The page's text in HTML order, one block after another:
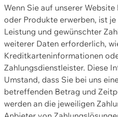
Wenn Sie auf unserer
oder Produkte erwerben, ist
Leistung und gewünschter
weiterer Daten erforderlich,
Kreditkarteninformationen
Zahlungsdienstleister. Diese
Umstand, dass Sie bei uns
betreffenden Betrag und
werden an die jeweiligen